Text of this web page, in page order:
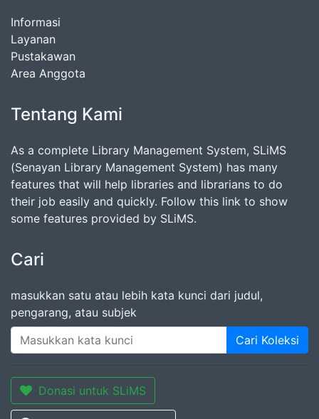
Informasi
Layanan
Pustakawan
Area Anggota
Tentang Kami
As a complete Library Management System, SLiMS
(Senayan Library Management System) has many
features that will help libraries and librarians to do
their job easily and quickly. Follow this link to show
some features provided by SLiMS.
Cari
masukkan satu atau lebih kata kunci dari judul,
pengarang, atau subjek
Cari Koleksi
Donasi untuk SLiMS